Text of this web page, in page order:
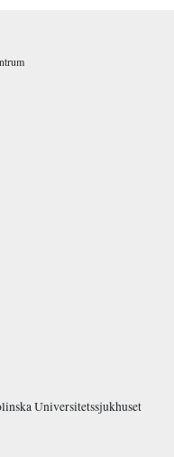
Universitetssjukhuset